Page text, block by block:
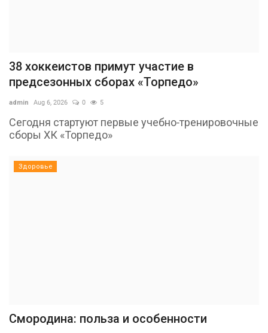
38 хоккеистов примут участие в
предсезонных сборах «Торпедо»
admin Aug 6, 2026 0 5
Сегодня стартуют первые учебно-тренировочные
сборы ХК «Торпедо»
Здоровье
Смородина: польза и особенности